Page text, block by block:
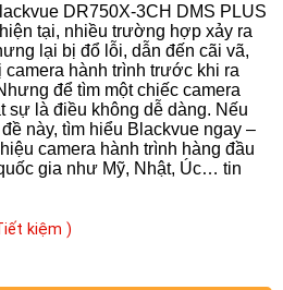
DR750X-3CH DMS PLUS
tại, nhiều trường hợp xảy ra
lại bị đổ lỗi, dẫn đến cãi vã,
hành trình trước khi ra
để tìm một chiếc camera
sự là điều không dễ dàng. Nếu
này, tìm hiểu Blackvue ngay –
camera hành trình hàng đầu
gia như Mỹ, Nhật, Úc… tin
kiệm )